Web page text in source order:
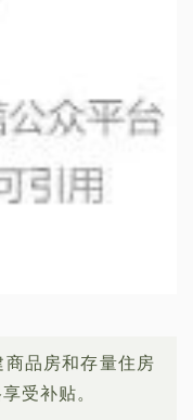
商品房和存量住房
受补贴。